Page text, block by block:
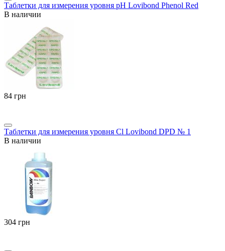
Таблетки для измерения уровня pH Lovibond Phenol Red
В наличии
‍84‍ грн
Таблетки для измерения уровня Cl Lovibond DPD № 1
В наличии
‍304‍ грн